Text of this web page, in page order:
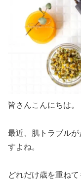
皆さんこんにちは。
最近、肌トラブル
すよね。
どれだけ歳を重ね